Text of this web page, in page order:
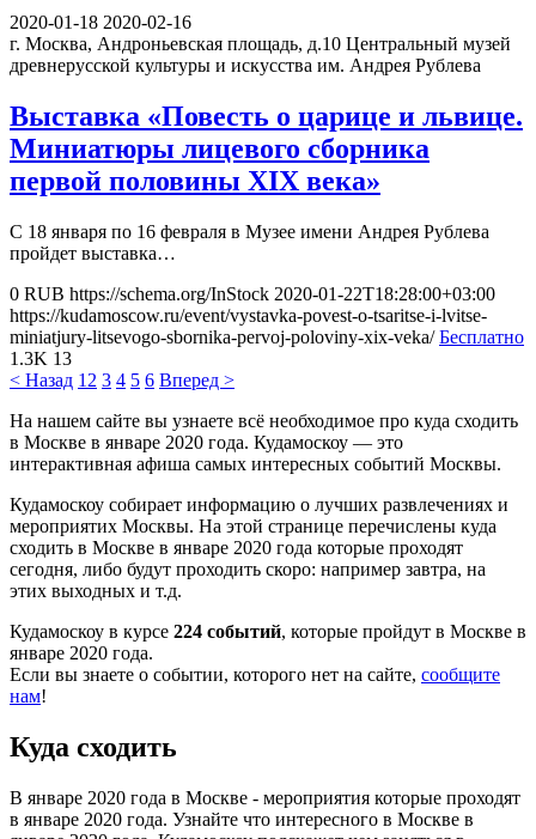
2020-01-18 2020-02-16
г. Москва, Андроньевская площадь, д.10 Центральный музей
древнерусской культуры и искусства им. Андрея Рублева
Выставка «Повесть о царице и львице.
Миниатюры лицевого сборника
первой половины XIX века»
С 18 января по 16 февраля в Музее имени Андрея Рублева
пройдет выставка…
0 RUB https://schema.org/InStock 2020-01-22T18:28:00+03:00
https://kudamoscow.ru/event/vystavka-povest-o-tsaritse-i-lvitse-
miniatjury-litsevogo-sbornika-pervoj-poloviny-xix-veka/ Бесплатно
1.3K 13
< Назад 1 2 3 4 5 6 Вперед >
На нашем сайте вы узнаете всё необходимое про куда сходить
в Москве в январе 2020 года. Кудамоскоу — это
интерактивная афиша самых интересных событий Москвы.
Кудамоскоу собирает информацию о лучших развлечениях и
мероприятих Москвы. На этой странице перечислены куда
сходить в Москве в январе 2020 года которые проходят
сегодня, либо будут проходить скоро: например завтра, на
этих выходных и т.д.
Кудамоскоу в курсе 224 событий, которые пройдут в Москве в
январе 2020 года.
Если вы знаете о событии, которого нет на сайте, сообщите
нам!
Куда сходить
В январе 2020 года в Москве - мероприятия которые проходят
в январе 2020 года. Узнайте что интересного в Москве в